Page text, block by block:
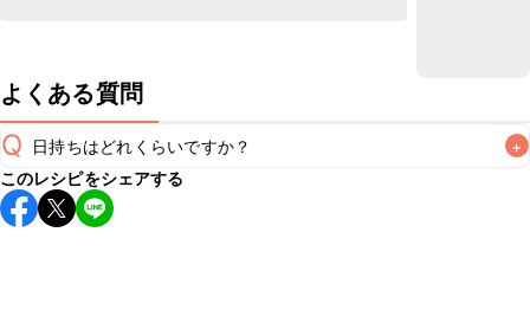
よくある質問
Q 日持ちはどれくらいですか？ +
保存期間は冷蔵で翌日中が目安です。なるべくお早めにお召
し上がりください。
このレシピをシェアする